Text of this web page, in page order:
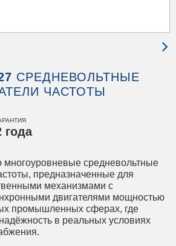
СРЕДНЕВОЛЬТНЫЕ
ЧАСТОТЫ
года
многоуровневые средневольтные
предназначенные для
механизмами с
двигателями мощностью
промышленных сферах, где
в реальных условиях